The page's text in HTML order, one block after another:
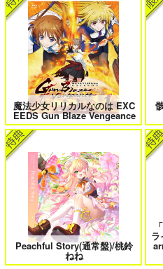
BLUE nankaAkanjin
oOMNIBUS
ハイパーソニックソウ
3,025円（税込）
Fate/Grand Order
アルジュナ
カルナ
サンプル
カート
＃ラブコメ好きとこっそり繋がりた
い
エ
女友達は頼めば意外とヤらせてくれ
る 8
を
よくある令嬢転生だと思ったのに 5
魔法少女リリカルなのは EXC
EEDS Gun Blaze Vengeance
Peachful Story(通常盤)/桃鈴
ねね